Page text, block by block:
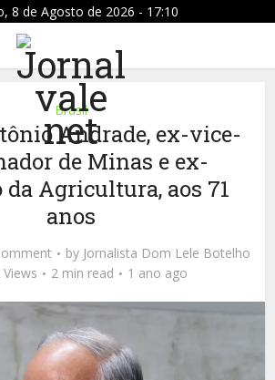
8 de Agosto de 2026 - 17:10
Brasil
Andrade, ex-vice-
de Minas e ex-
Agricultura, aos 71
anos
by Jornalista Dom Lele Botelho
Views
2 min read 1 ano ago